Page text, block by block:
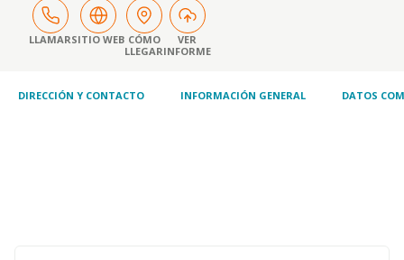
LLAMARSITIO WEB CÓMO
LLEGAR
VER
INFORME
DIRECCIÓN Y CONTACTO INFORMACIÓN GENERAL DATOS